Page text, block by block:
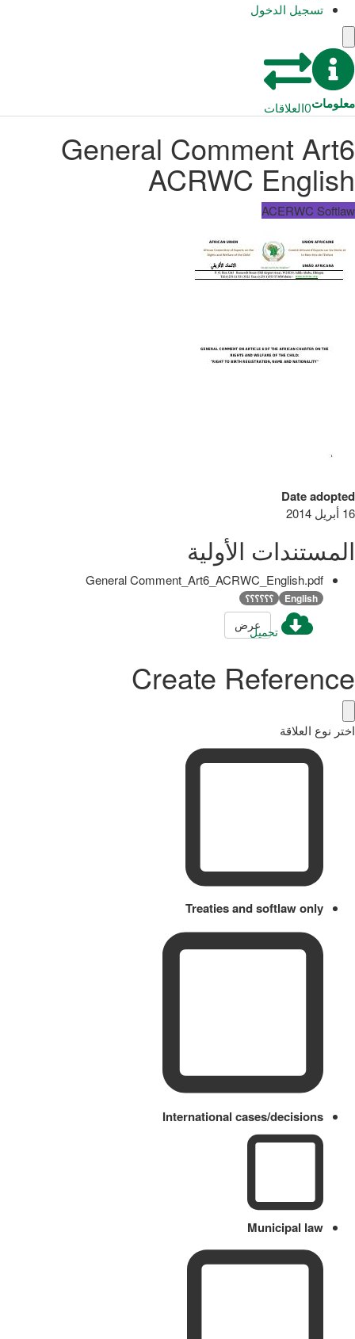
تسجيل الدخول
معلومات0العلاقات
General Comment Art6
ACRWC English
ACERWC Softlaw
Date adopted
16 أبريل 2014
المستندات الأولية
General Comment_Art6_ACRWC_English.pdf
English ؟؟؟؟؟؟
تحميلعرض
Create Reference
اختر نوع العلاقة
Treaties and softlaw only
International cases/decisions
Municipal law